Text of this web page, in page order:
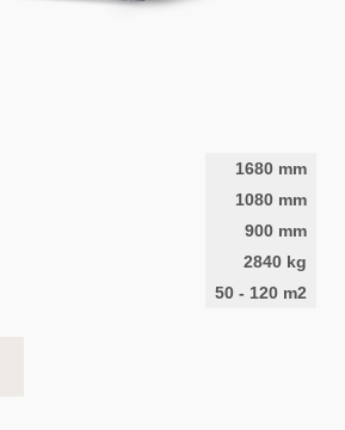
1680 mm
1080 mm
900 mm
2840 kg
50 - 120 m2